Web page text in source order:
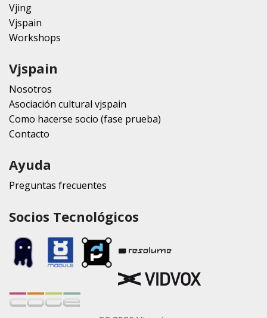
Vjing
Vjspain
Workshops
Vjspain
Nosotros
Asociación cultural vjspain
Como hacerse socio (fase prueba)
Contacto
Ayuda
Preguntas frecuentes
Socios Tecnológicos